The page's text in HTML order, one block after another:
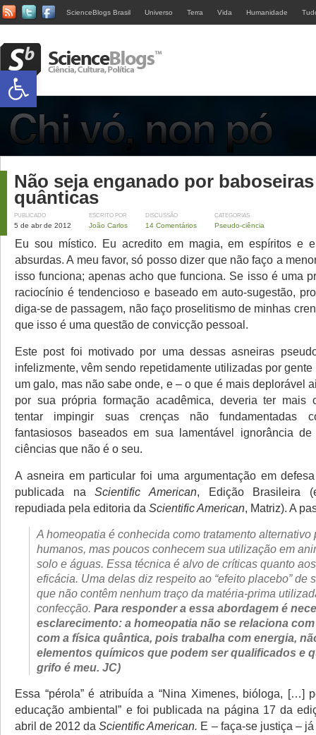
ScienceBlogs Brasil Universo Terra Vida Humanidade
Não seja enganado por baboseiras
quânticas
PUBLICADO
5 de abr de 2012
ESCRITO POR
João Carlos
DISCUSSÃO
14 Comentários
CATEGORIAS
Pseudo-ciência
Eu sou místico. Eu acredito em magia, em espíritos e
absurdas. A meu favor, só posso dizer que não faço a
isso funciona; apenas acho que funciona. Se isso é uma
raciocínio é tendencioso e baseado em auto-sugestão,
diga-se de passagem, não faço proselitismo de minhas
que isso é uma questão de convicção pessoal.
Este post foi motivado por uma dessas asneiras
infelizmente, vêm sendo repetidamente utilizadas por
um galo, mas não sabe onde, e – o que é mais deplorável
por sua própria formação acadêmica, deveria ter mais
tentar impingir suas crenças não fundamentadas
fantasiosos baseados em sua lamentável ignorância
ciências que não é o seu.
A asneira em particular foi uma argumentação em
publicada naScientific American, Edição Brasileira
repudiada pela editoria da Scientific American, Matriz). A
A homeopatia é conhecida como tratamento alternativo
humanos, mas poucos conhecem sua utilização em
solo e águas. Essa técnica é alvo de críticas quanto
eficácia. Uma delas diz respeito ao “efeito placebo” de
que não contêm nenhum traço da matéria-prima
confecção. Para responder a essa abordagem é
esclarecimento: a homeopatia não se relaciona
com a física quântica, pois trabalha com energia,
elementos químicos que podem ser qualificados e
grifo é meu. JC)
Essa “pérola” é atribuída a “Nina Ximenes, bióloga, […]
educação ambiental” e foi publicada na página 17 da
abril de 2012 daScientific American. E – faça-se justiça –
Abrir a barra de ferramentas